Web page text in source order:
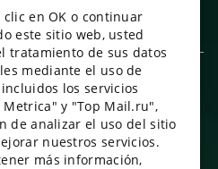
de datos
ENGLISH
UKRAINIAN
PORTUGUESE
SPANISH
HUNGARIAN
clic en OK o continuar
este sitio web, usted
tratamiento de sus datos
mediante el uso de
los servicios
Metrica" y "Top Mail.ru",
de analizar el uso del sitio
nuestros servicios.
más información,